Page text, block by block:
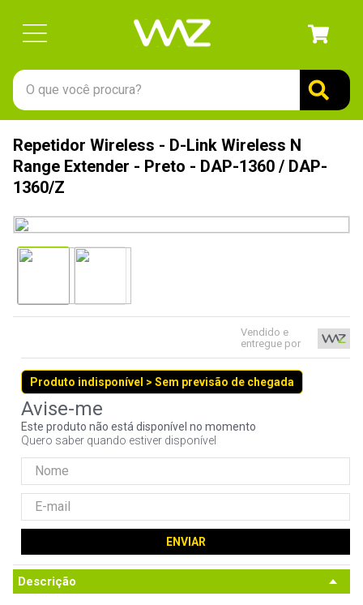
O que você procura?
Repetidor Wireless - D-Link Wireless N
Range Extender - Preto - DAP-1360 / DAP-
1360/Z
Vendido e
entregue por
Produto indisponível > Sem previsão de chegada
Este produto não está disponível no momento
Quero saber quando estiver disponível
ENVIAR
Descrição
gabinete
9º
controle